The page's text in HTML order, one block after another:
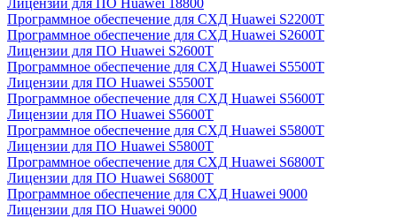
Лицензии для ПО Huawei 18800
Программное обеспечение для СХД Huawei S2200T
Программное обеспечение для СХД Huawei S2600T
Лицензии для ПО Huawei S2600T
Программное обеспечение для СХД Huawei S5500T
Лицензии для ПО Huawei S5500T
Программное обеспечение для СХД Huawei S5600T
Лицензии для ПО Huawei S5600T
Программное обеспечение для СХД Huawei S5800T
Лицензии для ПО Huawei S5800T
Программное обеспечение для СХД Huawei S6800T
Лицензии для ПО Huawei S6800T
Программное обеспечение для СХД Huawei 9000
Лицензии для ПО Huawei 9000